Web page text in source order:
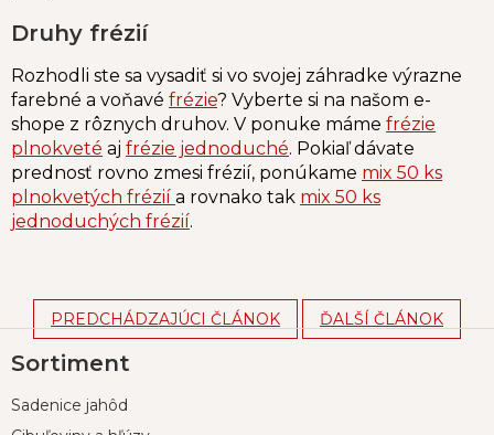
Druhy frézií
Rozhodli ste sa vysadiť si vo svojej záhradke výrazne
farebné a voňavé frézie? Vyberte si na našom e-
shope z rôznych druhov. V ponuke máme frézie
plnokveté aj frézie jednoduché. Pokiaľ dávate
prednosť rovno zmesi frézií, ponúkame mix 50 ks
plnokvetých frézií a rovnako tak mix 50 ks
jednoduchých frézií.
PREDCHÁDZAJÚCI ČLÁNOK ĎALŠÍ ČLÁNOK
á
ä
Sortiment
Sadenice jahôd